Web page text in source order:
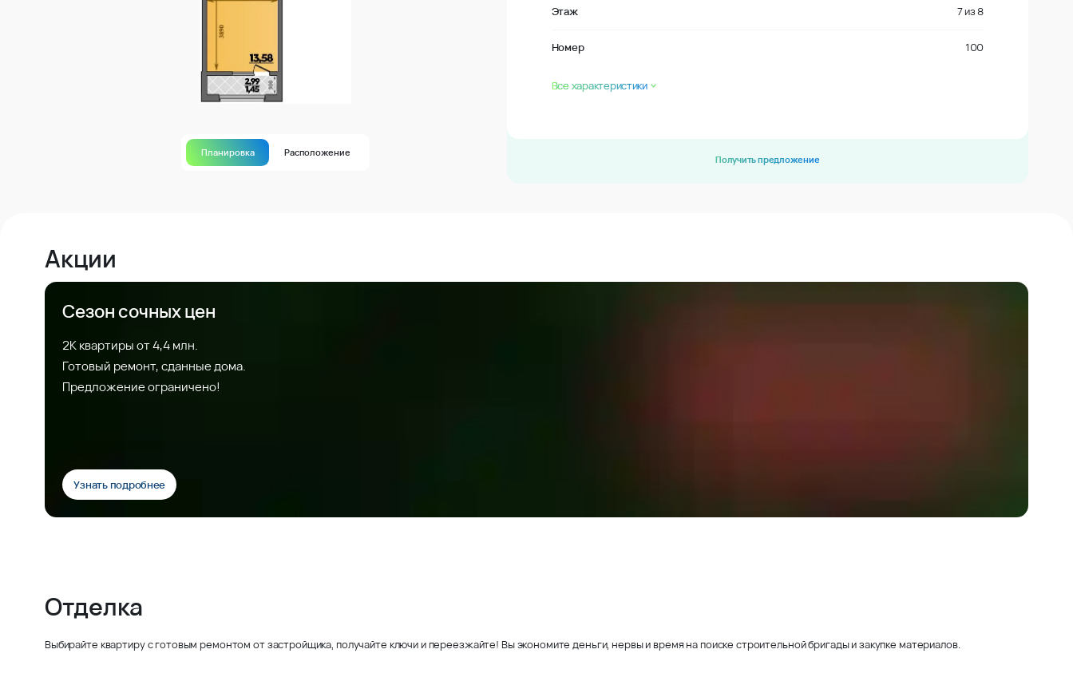
Планировка Расположение
Этаж 7из8
Номер 100
Все характеристики
Получить предложение
Акции
Сезон сочных цен
2К квартиры от 4,4 млн.
Готовый ремонт, сданные дома.
Предложение ограничено!
Узнать подробнее
Отделка
Выбирайте квартиру с готовым ремонтом от застройщика, получайте ключи и переезжайте! Вы экономите деньги, нервы и время на поиске строительной бригады и закупке материалов.